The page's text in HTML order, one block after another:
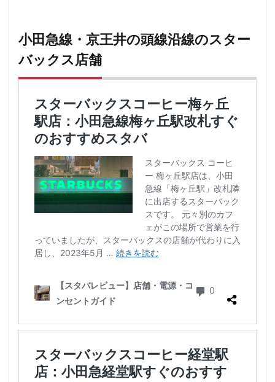
小田急線・京王井の頭線沿線のスター
バックス店舗